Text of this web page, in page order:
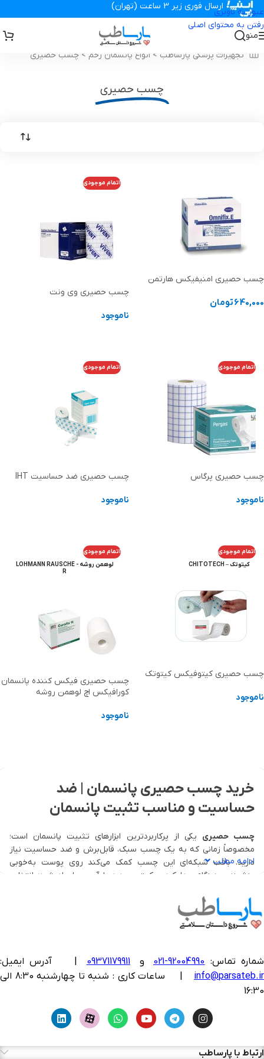
عبور به ناوبری
رفتن به محتوای اصلی
ارسال فوری زیر 3 ساعت (تهران)
منو
تجهیزات پزشکی پارساطب > انواع پانسمان زخم > چسب حصیری
چسب حصیری
چسب حصیری امنیفیکس هارتمن
640,000تومان
اتمام موجودی
چسب حصیری وی ونت
ناموجود
اتمام موجودی
چسب حصیری پرگاس
ناموجود
اتمام موجودی
چسب حصیری ضد حساسیت IHT
ناموجود
اتمام موجودی
کیتوتک – CHITOTECH
چسب حصیری کیتوفیکس کیتوتک
ناموجود
اتمام موجودی
لوهمن روشه - LOHMANN RAUSCHE
R
چسب حصیری فیکس کننده پانسمان
کورافیکس اچ لوهمن روشه
ناموجود
خرید چسب حصیری پانسمان | ضد
حساسیت و مناسب تثبیت پانسمان
چسب حصیری یکی از پرکاربردترین ابزارهای تثبیت پانسمان است؛
مخصوصاً زمانی که به یک چسب سبک، قابل‌برش و ضد حساسیت نیاز
دارید. بافت شبکه‌ای این چسب کمک می‌کند روی پوست به‌خوبی
بنشیند و هنگام جدا کردن، کمترین درد یا آسیب ایجاد شود؛ انتخابی
در تجهیزات پزشکی پارساطب مجموعه‌ای از
عرض‌های مختلف تهیه شده تا برای زخم‌های کوچک تا نواحی جراحی و
چسب حصیری ساده:مناسب برای تثبیت انواعپانسمان های آماده و
یا استفاده عمومی.
چسب حصیری ضد حساسیت:
💡 نیاز به مشاوره تخصصی زخم دارید؟
ادامه مطلب
شماره تماس: 92004990-021 و 09371179911
آدرس ایمیل:
info@parsateb.ir
| ساعات کاری : شنبه تا چهارشنبه 8:30 الی
16:30
ارتباط با پارساطب